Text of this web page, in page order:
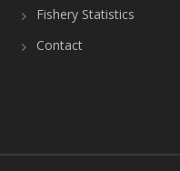
Fishery Statistics
Contact